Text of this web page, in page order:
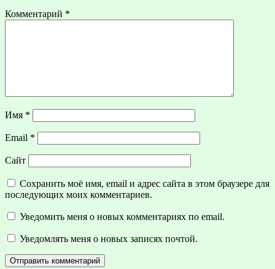
Комментарий *
Имя *
Email *
Сайт
Сохранить моё имя, email и адрес сайта в этом браузере для
последующих моих комментариев.
Уведомить меня о новых комментариях по email.
Уведомлять меня о новых записях почтой.